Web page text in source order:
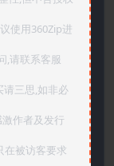
使用360Zip进
,请联系客服
三思,如非必
作者及发行
在被访客要求